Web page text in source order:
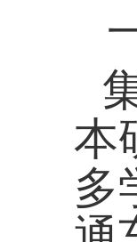
本
多